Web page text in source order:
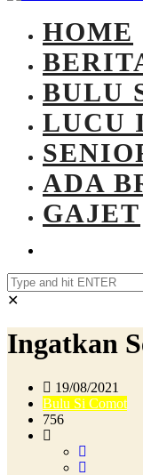
HOME
BULU
LUCU
ADA
GAJET
✕
Ingatkan
19/08/2021
Bulu Si Comot
756